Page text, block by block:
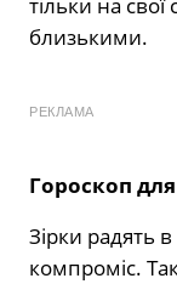
тільки на
близькими.
РЕКЛАМА
Гороскоп для
Зірки радять
компроміс.